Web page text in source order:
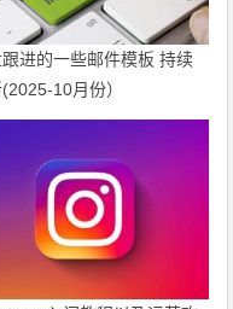
进的一些邮件模板 持续
10月份）